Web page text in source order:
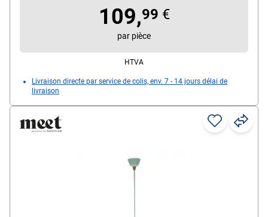
Modèle d'ampoule : LED (fixe)
Classe énergétique : E (A jusqu'à G)
Particularités : socle lesté / interrupteur au pied sur
109,99 €
par pièce
HTVA
Livraison directe par service de colis, env. 7 - 14 jours délai de
livraison